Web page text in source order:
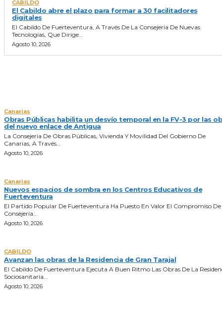
CABILDO
El Cabildo abre el plazo para formar a 30 facilitadores
digitales
El Cabildo De Fuerteventura, A Través De La Consejería De Nuevas
Tecnologías, Que Dirige...
Agosto 10, 2026
Canarias
Obras Públicas habilita un desvío temporal en la FV-3 por las
del nuevo enlace de Antigua
La Consejería De Obras Públicas, Vivienda Y Movilidad Del Gobierno De
Canarias, A Través...
Agosto 10, 2026
Canarias
Nuevos espacios de sombra en los Centros Educativos de
Fuerteventura
El Partido Popular De Fuerteventura Ha Puesto En Valor El Compromiso De
Consejería...
Agosto 10, 2026
CABILDO
Avanzan las obras de la Residencia de Gran Tarajal
El Cabildo De Fuerteventura Ejecuta A Buen Ritmo Las Obras De La
Sociosanitaria...
Agosto 10, 2026